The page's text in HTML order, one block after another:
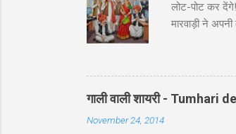
लोट-पोट कर
मारवाड़ी ने
गाड़ी ₹5,000 में
पत्नी को
गाली वाली शायरी -
November 24, 2014